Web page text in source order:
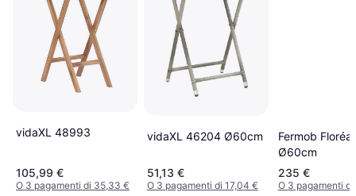
vidaXL 48993
105,99 €
O 3 pagamenti di 35,33 €
vidaXL 46204 Ø60cm
51,13 €
O 3 pagamenti di 17,04 €
Fermob Floréal
Ø60cm
235 €
O 3 pagamenti